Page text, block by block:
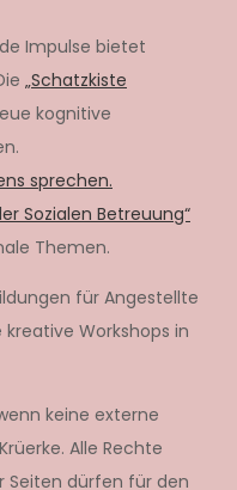
Impulse bietet
„Schatzkiste
kognitive
sprechen.
Sozialen Betreuung“
Themen.
für Angestellte
Workshops in
keine externe
Alle Rechte
Seiten dürfen für den